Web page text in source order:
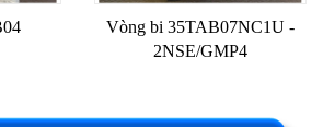
Vòng bi 35TAB07NC1U -
2NSE/GMP4